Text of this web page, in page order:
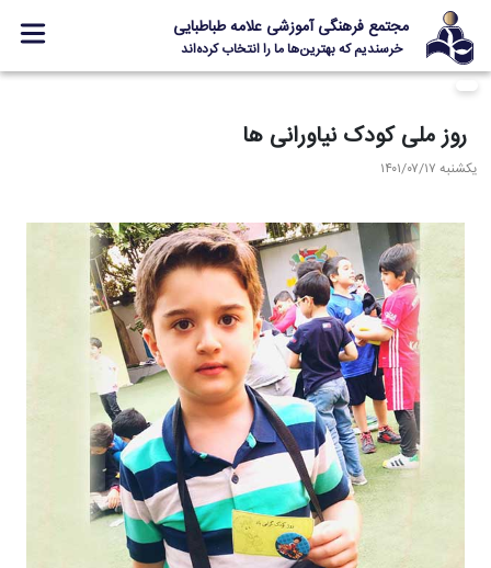
مجتمع فرهنگی آموزشی علامه طباطبایی
خرسندیم که بهترین‌ها ما را انتخاب کرده‌اند
ثبت نام
مدارس
جشنواره ها
علامه +
ارتباط با ما
Designed and Developed by Kavano Team 2016-18
روز ملی کودک نیاورانی ها
یکشنبه ۱۴۰۱/۰۷/۱۷